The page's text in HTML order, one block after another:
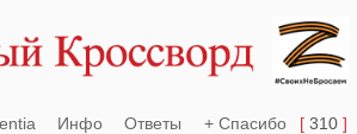
Инфо Ответы + Спасибо [ 310 ]